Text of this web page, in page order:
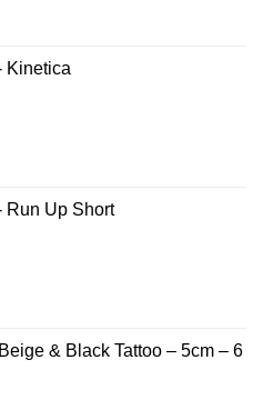
Kinetica
Run Up Short
& Black Tattoo – 5cm – 6